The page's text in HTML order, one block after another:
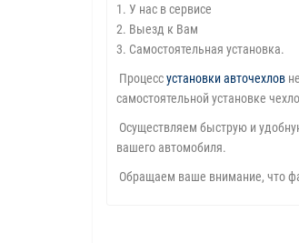
1. У нас в сервисе
2. Выезд к Вам
3. Самостоятельная установка.
Процессустановки авточехлов
самостоятельной установке
Осуществляем быструю и
вашего автомобиля.
Обращаем ваше внимание, что